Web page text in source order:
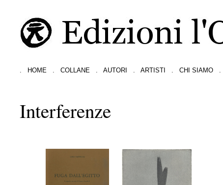
. HOME . COLLANE . AUTORI . ARTISTI . CHI SIAMO .
Interferenze